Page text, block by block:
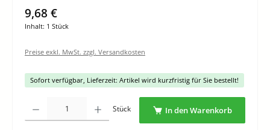
9,68 €
Inhalt: 1 Stück
Preise exkl. MwSt. zzgl. Versandkosten
Sofort verfügbar, Lieferzeit: Artikel wird kurzfristig für Sie bestellt!
Produkt Anzahl: Gib den gewünschten Wert ein oder benutze die Schaltflächen um
Stück In den Warenkorb